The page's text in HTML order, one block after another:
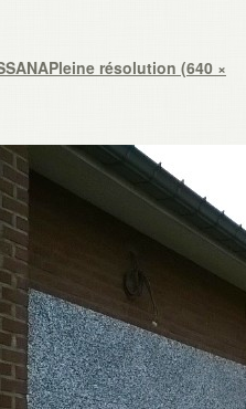
Pleine résolution (640 ×